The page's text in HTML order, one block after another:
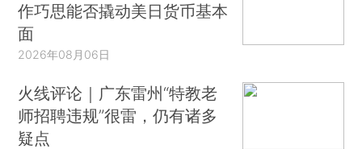
作巧思能否撬动美日货币基本
面
2026年08月06日
火线评论｜广东雷州“特教老
师招聘违规”很雷，仍有诸多
疑点